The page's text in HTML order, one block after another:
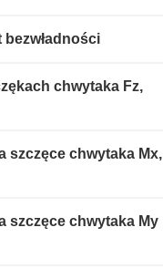
bezwładności
chwytaka Fz,
szczęce chwytaka Mx,
szczęce chwytaka My